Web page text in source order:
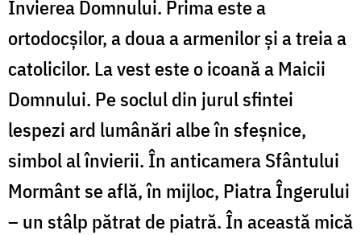
Învierea Domnului. Prima este a
ortodocșilor, a doua a armenilor și a treia a
catolicilor. La vest este o icoană a Maicii
Domnului. Pe soclul din jurul sfintei
lespezi ard lumânări albe în sfeșnice,
simbol al învierii. În anticamera Sfântului
Mormânt se află, în mijloc, Piatra Îngerului
– un stâlp pătrat de piatră. În această mică